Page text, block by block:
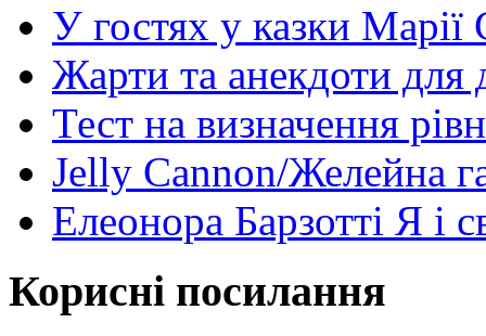
У гостях у казки
Жарти та анекдоти для
Тест на визначення
Jelly Cannon/Желейна
Елеонора Барзотті Я і
Корисні посилання